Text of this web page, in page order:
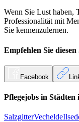
Wenn Sie Lust haben,
Professionalität mit
Sie kennenzulernen.
Empfehlen Sie diesen
Facebook
Pflegejobs in Städten
SalzgitterVechelde